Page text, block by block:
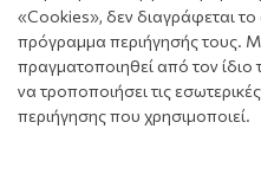
«Cookies», δεν διαγράφεται το
πρόγραμμα περιήγησής τους.
πραγματοποιηθεί από τον ίδιο
να τροποποιήσει τις
περιήγησης που χρησιμοποιεί.